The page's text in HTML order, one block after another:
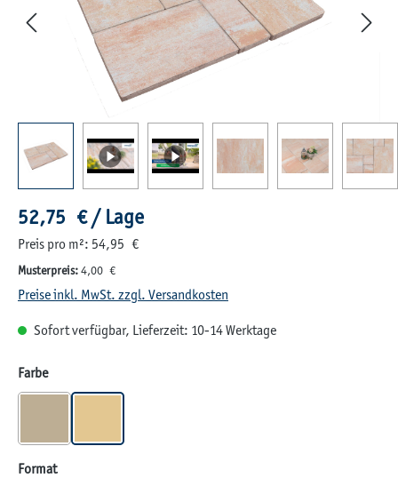
Regulärer Preis:
52,75 € / Lage
Preis pro m²: 54,95 €
Musterpreis: 4,00 €
Preise inkl. MwSt. zzgl. Versandkosten
Sofort verfügbar, Lieferzeit: 10-14 Werktage
Farbeauswählen
Formatauswählen